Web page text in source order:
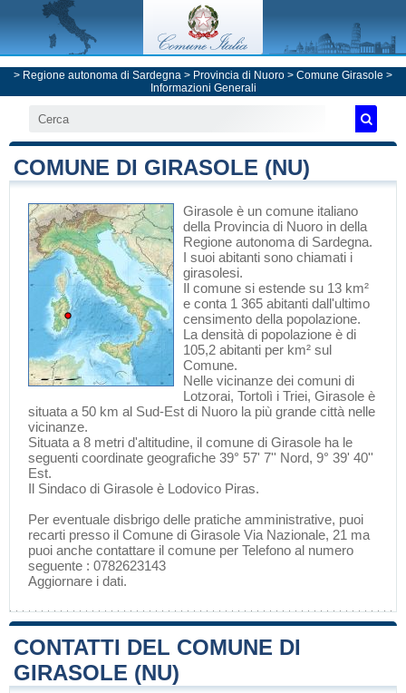
> Regione autonoma di Sardegna > Provincia di Nuoro > Comune Girasole >
Informazioni Generali
COMUNE DI GIRASOLE (NU)
Girasole è un comune italiano
della Provincia di Nuoro in della
Regione autonoma di Sardegna.
I suoi abitanti sono chiamati i
girasolesi.
Il comune si estende su 13 km²
e conta 1 365 abitanti dall'ultimo
censimento della popolazione.
La densità di popolazione è di
105,2 abitanti per km² sul
Comune.
Nelle vicinanze dei comuni di
Lotzorai, Tortolì i Triei, Girasole è
situata a 50 km al Sud-Est di Nuoro la più grande città nelle
vicinanze.
Situata a 8 metri d'altitudine, il comune di Girasole ha le
seguenti coordinate geografiche 39° 57' 7'' Nord, 9° 39' 40''
Est.
Il Sindaco di Girasole è Lodovico Piras.
Per eventuale disbrigo delle pratiche amministrative, puoi
recarti presso il Comune di Girasole Via Nazionale, 21 ma
puoi anche contattare il comune per Telefono al numero
seguente : 0782623143
Aggiornare i dati.
CONTATTI DEL COMUNE DI
GIRASOLE (NU)